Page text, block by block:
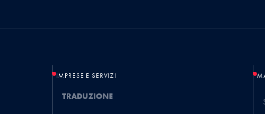
IMPRESE E SERVIZI
TRADUZIONE